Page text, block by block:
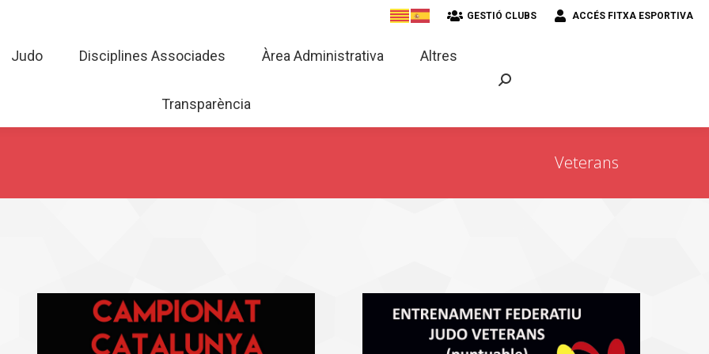
GESTIÓ CLUBS ACCÉS FITXA ESPORTIVA
Judo Disciplines Associades Àrea Administrativa Altres
Transparència
Veterans
Àrea Administrativa Altres